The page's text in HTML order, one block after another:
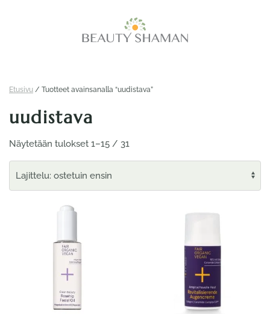
Etusivu / Tuotteet avainsanalla “uudistava”
uudistava
Näytetään tulokset 1–15 / 31